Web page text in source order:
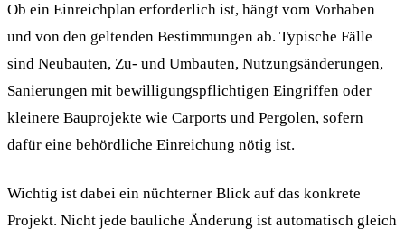
Ob ein Einreichplan erforderlich ist, hängt vom Vorhaben
und von den geltenden Bestimmungen ab. Typische Fälle
sind Neubauten, Zu- und Umbauten, Nutzungsänderungen,
Sanierungen mit bewilligungspflichtigen Eingriffen oder
kleinere Bauprojekte wie Carports und Pergolen, sofern
dafür eine behördliche Einreichung nötig ist.
Wichtig ist dabei ein nüchterner Blick auf das konkrete
Projekt. Nicht jede bauliche Änderung ist automatisch gleich